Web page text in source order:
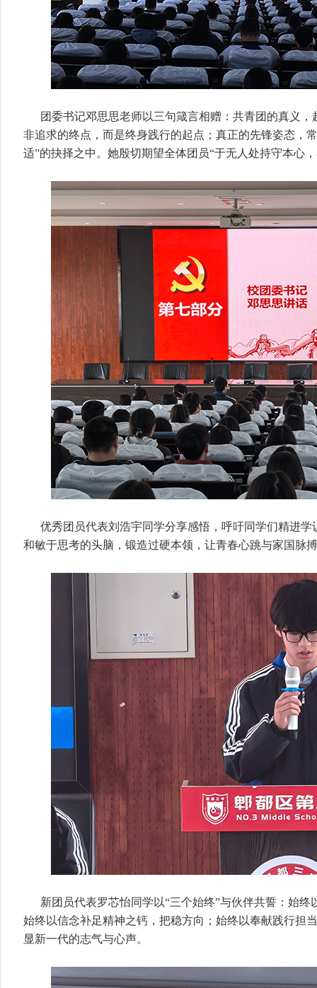
团委书记邓思思老师以三句箴言相赠：共青团的真义，
非追求的终点，而是终身践行的起点；真正的先锋姿态，
适”的抉择之中。她殷切期望全体团员“于无人处持守本心
优秀团员代表刘浩宇同学分享感悟，呼吁同学们精进
和敏于思考的头脑，锻造过硬本领，让青春心跳与家国脉
新团员代表罗芯怡同学以“三个始终”与伙伴共誓：始
始终以信念补足精神之钙，把稳方向；始终以奉献践行担
显新一代的志气与心声。